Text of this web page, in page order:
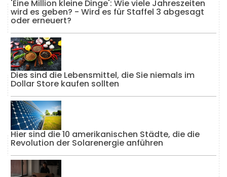
'Eine Million kleine Dinge': Wie viele Jahreszeiten
wird es geben? - Wird es für Staffel 3 abgesagt
oder erneuert?
Dies sind die Lebensmittel, die Sie niemals im
Dollar Store kaufen sollten
Hier sind die 10 amerikanischen Städte, die die
Revolution der Solarenergie anführen